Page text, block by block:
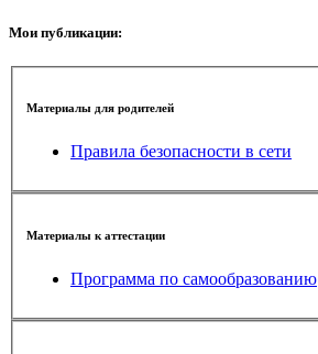
Мои публикации:
Материалы для родителей
Правила безопасности в сети
Материалы к аттестации
Программа по самообразованию